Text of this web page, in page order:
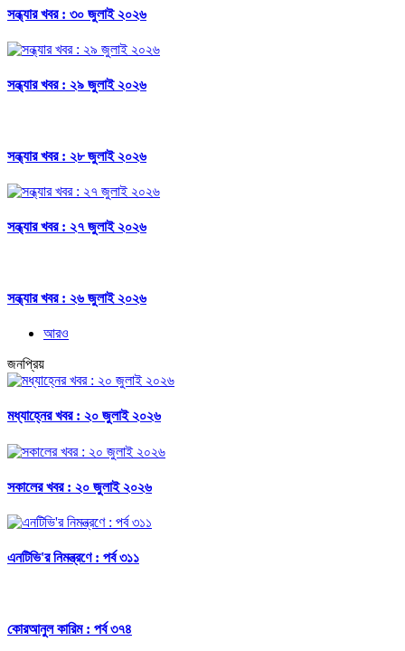
সন্ধ্যার খবর : ৩০ জুলাই ২০২৬
সন্ধ্যার খবর : ২৯ জুলাই ২০২৬
সন্ধ্যার খবর : ২৮ জুলাই ২০২৬
সন্ধ্যার খবর : ২৭ জুলাই ২০২৬
সন্ধ্যার খবর : ২৬ জুলাই ২০২৬
আরও
জনপ্রিয়
মধ্যাহ্নের খবর : ২০ জুলাই ২০২৬
সকালের খবর : ২০ জুলাই ২০২৬
এনটিভি'র নিমন্ত্রণে : পর্ব ৩১১
কোরআনুল কারিম : পর্ব ৩৭৪